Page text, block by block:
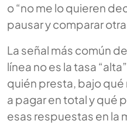
o “no me lo quieren
pausar y comparar
La señal más común
línea no es la tasa
quién presta, bajo
a pagar en total y qué
esas respuestas en la